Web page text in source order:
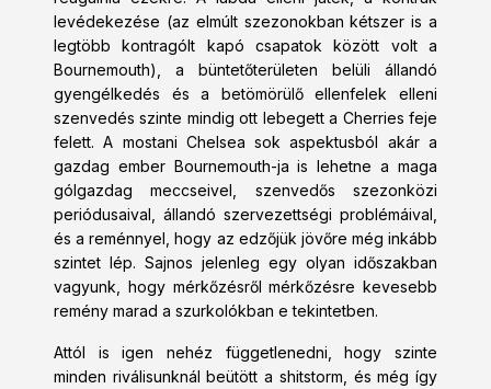
levédekezése (az elmúlt szezonokban kétszer is a
legtöbb kontragólt kapó csapatok között volt a
Bournemouth), a büntetőterületen belüli állandó
gyengélkedés és a betömörülő ellenfelek elleni
szenvedés szinte mindig ott lebegett a Cherries feje
felett. A mostani Chelsea sok aspektusból akár a
gazdag ember Bournemouth-ja is lehetne a maga
gólgazdag meccseivel, szenvedős szezonközi
periódusaival, állandó szervezettségi problémáival,
és a reménnyel, hogy az edzőjük jövőre még inkább
szintet lép. Sajnos jelenleg egy olyan időszakban
vagyunk, hogy mérkőzésről mérkőzésre kevesebb
remény marad a szurkolókban e tekintetben.
Attól is igen nehéz függetlenedni, hogy szinte
minden riválisunknál beütött a shitstorm, és még így